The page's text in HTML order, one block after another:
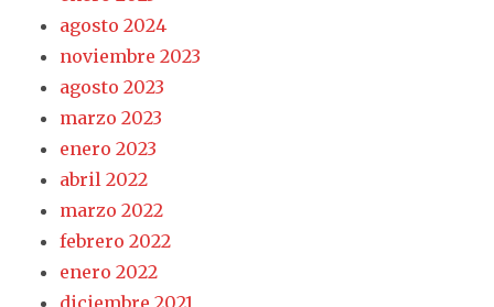
agosto 2024
noviembre 2023
agosto 2023
marzo 2023
enero 2023
abril 2022
marzo 2022
febrero 2022
enero 2022